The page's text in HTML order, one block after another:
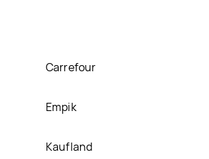
Carrefour
Empik
Kaufland